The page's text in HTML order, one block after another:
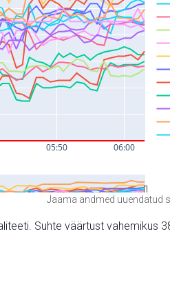
Jaama andmed uuendatud
Suhte väärtust vahemikus